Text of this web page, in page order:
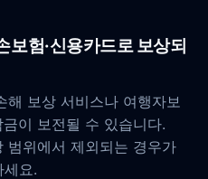
보험·신용카드로 보상되
해 보상 서비스나 여행자보
이 보전될 수 있습니다.
범위에서 제외되는 경우가
요.